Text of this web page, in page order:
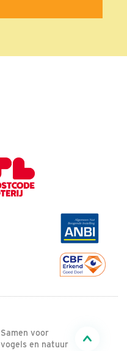
Samen voor
vogels en natuur